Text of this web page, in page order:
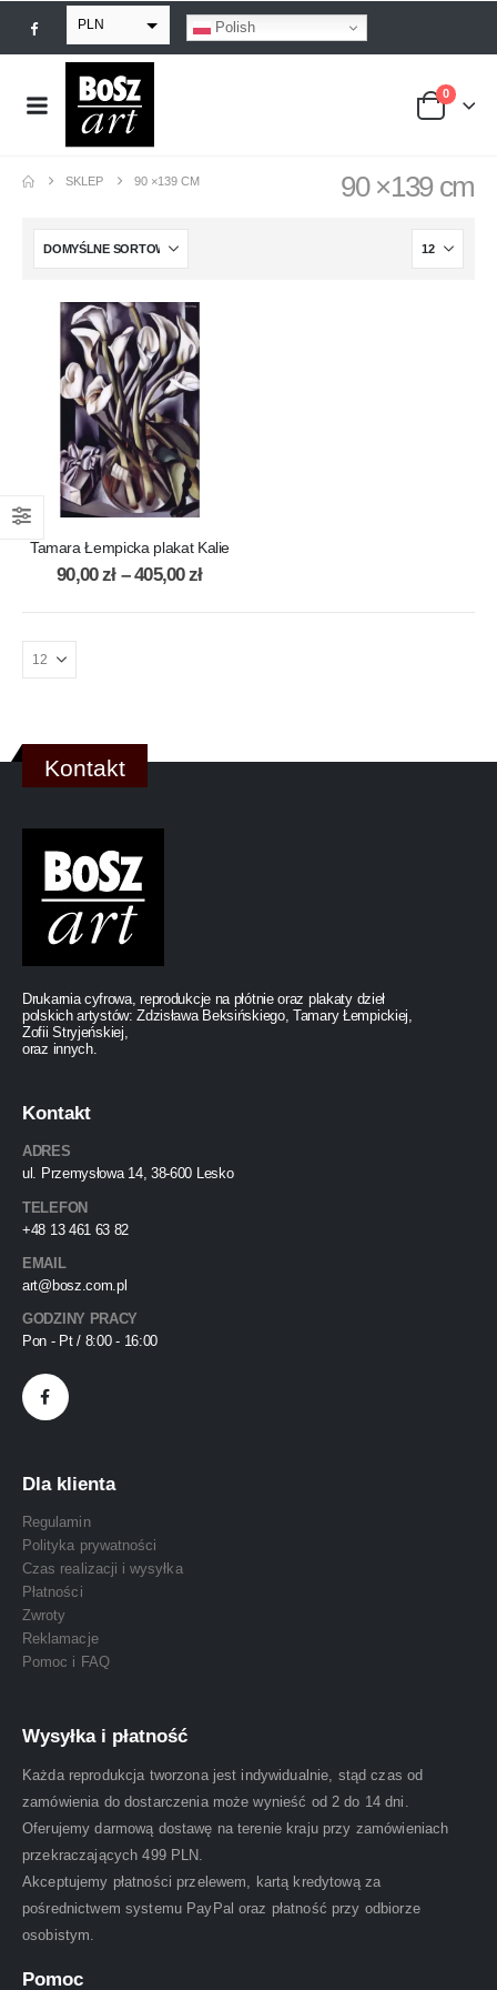
PLN
EUR
USD
Polish
0
90 ×139 cm
SKLEP 90 ×139 CM
Tamara Łempicka plakat Kalie
90,00zł – 405,00zł
Kontakt
Drukarnia cyfrowa, reprodukcje na płótnie oraz plakaty dzieł
polskich artystów: Zdzisława Beksińskiego, Tamary Łempickiej,
Zofii Stryjeńskiej,
oraz innych.
Kontakt
ADRES
ul. Przemysłowa 14, 38-600 Lesko
TELEFON
+48 13 461 63 82
EMAIL
art@bosz.com.pl
GODZINY PRACY
Pon - Pt / 8:00 - 16:00
Dla klienta
Regulamin
Polityka prywatności
Czas realizacji i wysyłka
Płatności
Zwroty
Reklamacje
Pomoc i FAQ
Wysyłka i płatność
Każda reprodukcja tworzona jest indywidualnie, stąd czas od
zamówienia do dostarczenia może wynieść od 2 do 14 dni.
Oferujemy darmową dostawę na terenie kraju przy zamówieniach
przekraczających 499 PLN.
Akceptujemy płatności przelewem, kartą kredytową za
pośrednictwem systemu PayPal oraz płatność przy odbiorze
osobistym.
Pomoc